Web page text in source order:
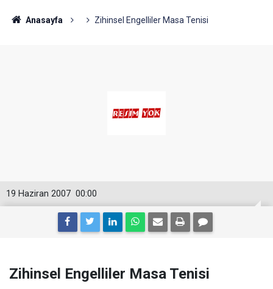
Anasayfa Zihinsel Engelliler Masa Tenisi
00:00
19 Haziran 2007
Zihinsel Engelliler Masa Tenisi